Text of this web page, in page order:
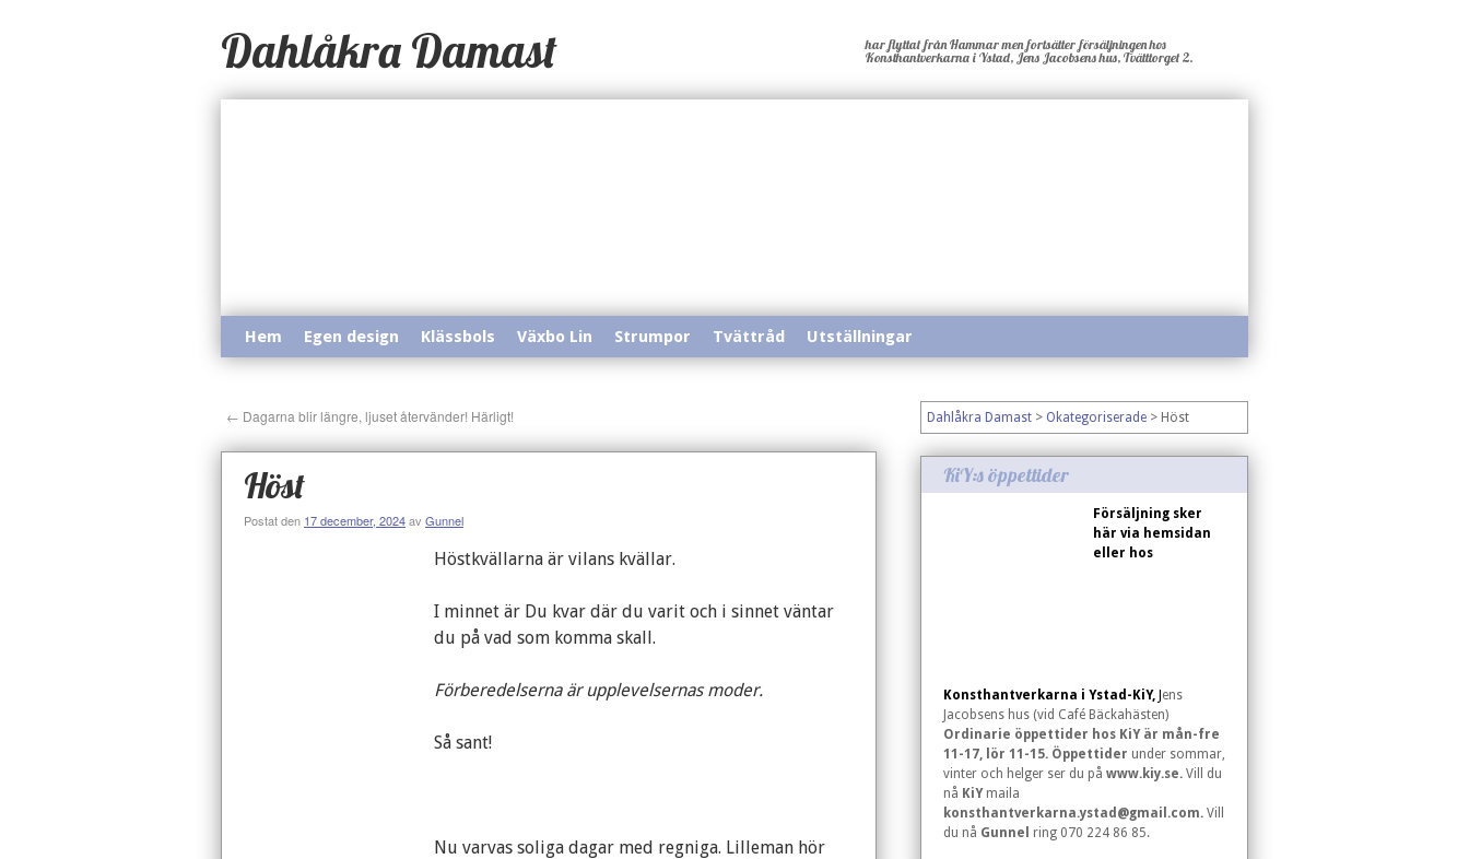
Dahlåkra Damast
har flyttat från Hammar men fortsätter försäljningen hos
Konsthantverkarna i Ystad, Jens Jacobsens hus, Tvätttorget 2.
Hem Egen design Klässbols Växbo Lin Strumpor Tvättråd Utställningar
← Dagarna blir längre, ljuset återvänder! Härligt!
Höst
Postat den 17 december, 2024av Gunnel
Höstkvällarna är vilans kvällar.
I minnet är Du kvar där du varit och i sinnet väntar
du på vad som komma skall.
Förberedelserna är upplevelsernas moder.
Så sant!
Nu varvas soliga dagar med regniga. Lilleman hör
Dahlåkra Damast > Okategoriserade > Höst
KiY:s öppettider
Försäljning sker
här via hemsidan
eller hos
Konsthantverkarna i Ystad-KiY, ens
Jacobsens hus (vid Café Bäckahästen)
Ordinarie öppettider hos KiY är mån-fre
11-17, lör 11-15. Öppettider under sommar,
vinter och helger ser du på www.kiy.se. Vill du
nå KiYmaila
konsthantverkarna.ystad@gmail.com. Vill
du nå Gunnel ring 070 224 86 85.